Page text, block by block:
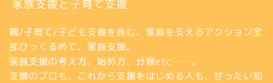
家族支援と子育て支援
親/子育て/子ども支援を含む、家族を支えるアクション全
部ひっくるめて、家族支援。
家族支援の考え方、始め方、分類etc……。
支援のプロも、これから支援をはじめる人も、ぜったい知